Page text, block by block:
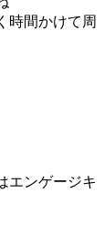
時間かけて周
エンゲージキ